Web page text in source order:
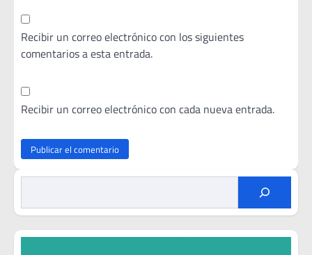
Recibir un correo electrónico con los siguientes
comentarios a esta entrada.
Recibir un correo electrónico con cada nueva entrada.